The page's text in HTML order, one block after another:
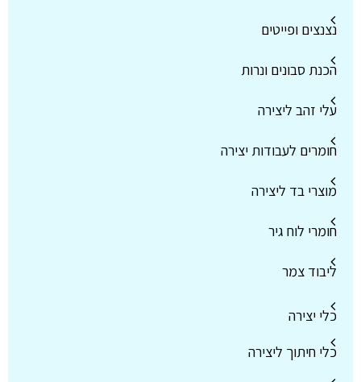
נצנצים ופייטים
הכנת סבונים ונרות
עלי זהב ליצירה
חומרים לעבודות יצירה
מוצרי בד ליצירה
חומרי לוח גיר
ליבוד צמר
כלי יצירה
כלי חיתוך ליצירה